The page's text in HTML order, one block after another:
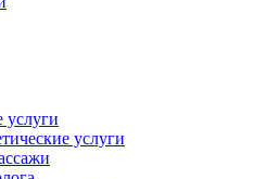
услуги
услуги